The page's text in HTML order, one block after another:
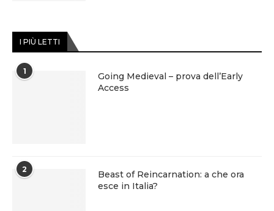
I PIÙ LETTI
1
Going Medieval – prova dell’Early
Access
2
Beast of Reincarnation: a che ora
esce in Italia?